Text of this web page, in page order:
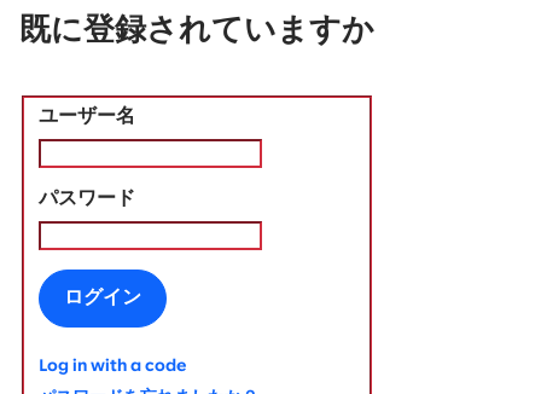
既に登録されていますか
ユーザー名
パスワード
ログイン
Log in with a code